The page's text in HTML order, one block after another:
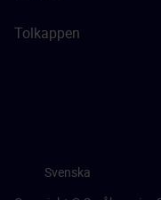
Tolkappen
Svenska